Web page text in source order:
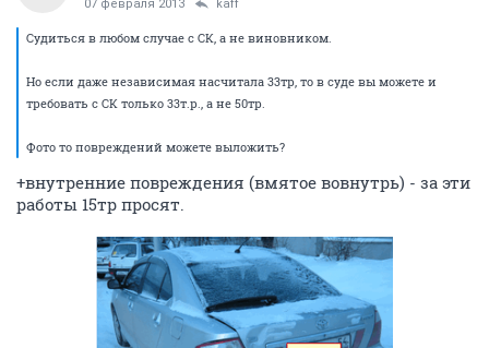
07 февраля 2013 kaff
Судиться в любом случае с СК, а не виновником.
Но если даже независимая насчитала 33тр, то в суде вы можете и
требовать с СК только 33т.р., а не 50тр.
Фото то повреждений можете выложить?
+внутренние повреждения (вмятое вовнутрь) - за эти
работы 15тр просят.